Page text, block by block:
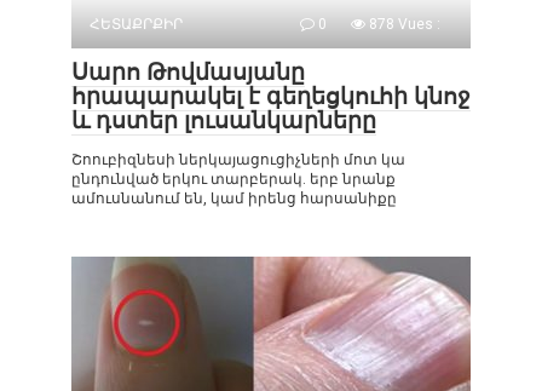
ՀԵՏԱՔՐՔԻՐ
0 878 Vues :
Սարո Թովմասյանը
հրապարակել է գեղեցկուհի կնոջ
և դստեր լուսանկարները
Շոուբիզնեսի ներկայացուցիչների մոտ կա
ընդունված երկու տարբերակ. երբ նրանք
ամուսնանում են, կամ իրենց հարսանիքը